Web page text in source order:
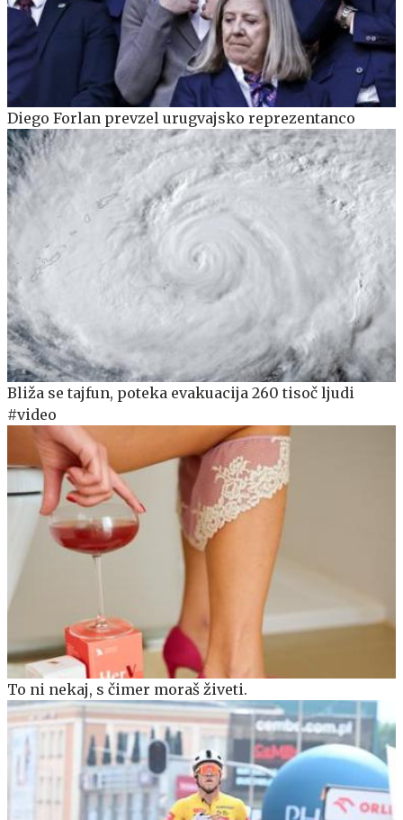
Diego Forlan prevzel urugvajsko reprezentanco
Bliža se tajfun, poteka evakuacija 260 tisoč ljudi
#video
To ni nekaj, s čimer moraš živeti.